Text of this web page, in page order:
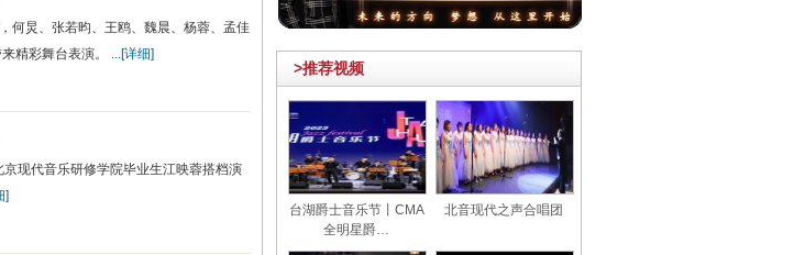
何炅、张若昀、王鸥、魏晨、杨蓉、孟佳
精彩舞台表演。
...[详细]
现代音乐研修学院毕业生江映蓉搭档演
]
>推荐视频
台湖爵士音乐节丨CMA
全明星爵…
北音现代之声合唱团